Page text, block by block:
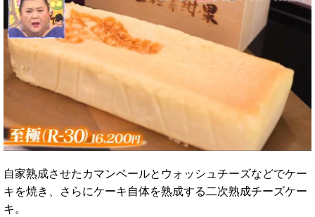
自家熟成させたカマンベールとウォッシュチーズなどでケー
キを焼き、さらにケーキ自体を熟成する二次熟成チーズケー
キ。